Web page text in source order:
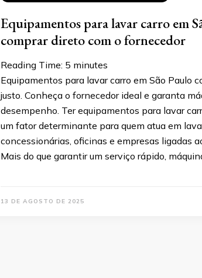
Equipamentos para lavar carro em
comprar direto com o fornecedor
Reading Time: 5 minutes
Equipamentos para lavar carro em São Paulo
justo. Conheça o fornecedor ideal e garanta
desempenho. Ter equipamentos para lavar
um fator determinante para quem atua em
concessionárias, oficinas e empresas ligadas
Mais do que garantir um serviço rápido,
13 DE AGOSTO DE 2025